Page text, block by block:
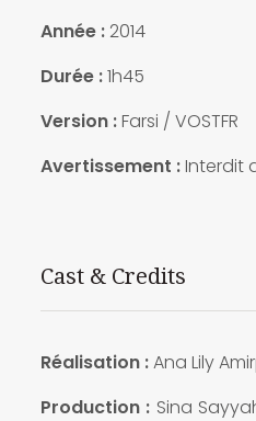
Année :2014
Durée :1h45
Version :Farsi / VOSTFR
Avertissement :Interdit
Cast & Credits
Réalisation :Ana Lily
Production : Sina